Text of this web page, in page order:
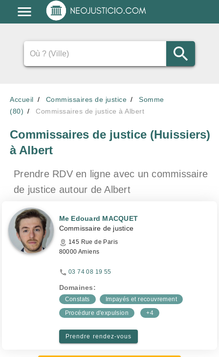
Accueil Commissaires de justice
Somme
(80)
Commissaires de justice à Albert
Commissaires de justice (Huissiers)
à Albert
Prendre RDV en ligne avec un commissaire
de justice autour de Albert
Me Edouard MACQUET
Commissaire de justice
145 Rue de Paris
80000 Amiens
03 74 08 19 55
Domaines:
Constats
Impayés et recouvrement
Procédure d'expulsion
+4
Prendre rendez-vous